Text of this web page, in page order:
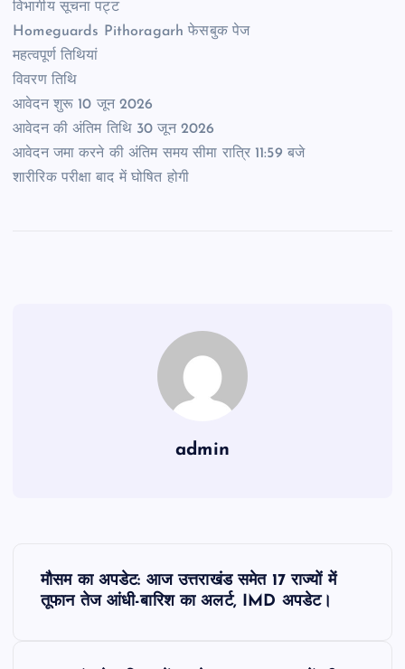
विभागीय सूचना पट्ट
Homeguards Pithoragarh फेसबुक पेज
महत्वपूर्ण तिथियां
विवरण तिथि
आवेदन शुरू 10 जून 2026
आवेदन की अंतिम तिथि 30 जून 2026
आवेदन जमा करने की अंतिम समय सीमा रात्रि 11:59 बजे
शारीरिक परीक्षा बाद में घोषित होगी
admin
मौसम का अपडेट: आज उत्तराखंड समेत 17 राज्यों में
तूफान तेज आंधी-बारिश का अलर्ट, IMD अपडेट।